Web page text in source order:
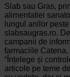
Slab sau Gras,
alimentatiei
lungul anilor
slabsaugras.ro.
campanii de
farmaciile Catena,
“Înțelege și
articole pe teme